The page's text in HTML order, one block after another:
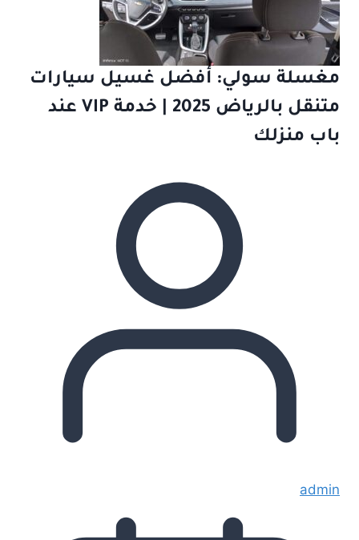
مغسلة سولي: أفضل غسيل سيارات
متنقل بالرياض 2025 | خدمة VIP عند
باب منزلك
admin